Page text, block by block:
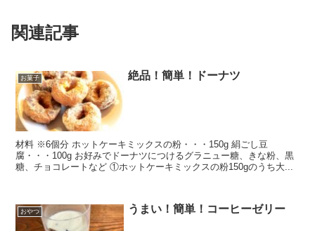
関連記事
お菓子 絶品！簡単！ドーナツ
材料 ※6個分 ホットケーキミックスの粉・・・150g 絹ごし豆
腐・・・100g お好みでドーナツにつけるグラニュー糖、きな粉、黒
糖、チョコレートなど ①ホットケーキミックスの粉150gのうち大...
おやつ うまい！簡単！コーヒーゼリー